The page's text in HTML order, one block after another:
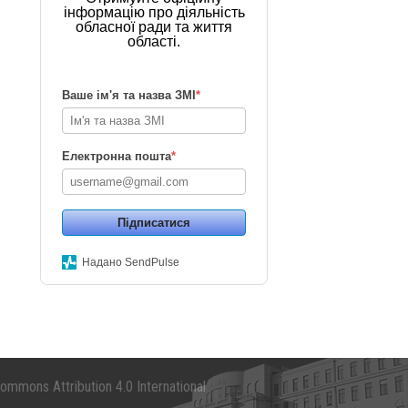
інформацію про діяльність
обласної ради та життя
області.
Ваше ім'я та назва ЗМІ*
Електронна пошта*
Підписатися
Надано SendPulse
Attribution 4.0 International